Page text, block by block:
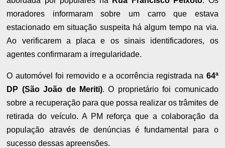
moradores informaram sobre um carro que estava
estacionado em situação suspeita há algum tempo na via.
Ao verificarem a placa e os sinais identificadores, os
agentes confirmaram a irregularidade.
O automóvel foi removido e a ocorrência registrada na 64ª
DP (São João de Meriti). O proprietário foi comunicado
sobre a recuperação para que possa realizar os trâmites de
retirada do veículo. A PM reforça que a colaboração da
população através de denúncias é fundamental para o
sucesso dessas apreensões.